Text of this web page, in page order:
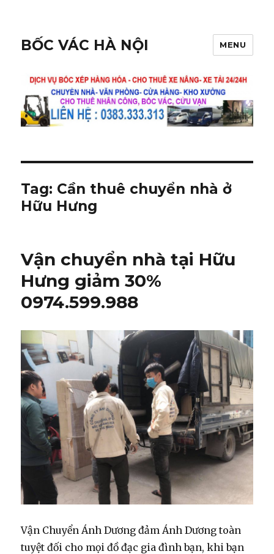
BỐC VÁC HÀ NỘI MENU
Tag: Cần thuê chuyển nhà ở
Hữu Hưng
Vận chuyển nhà tại Hữu
Hưng giảm 30%
0974.599.988
Vận Chuyển Ánh Dương đảm Ánh Dương toàn
tuyệt đối cho mọi đồ đạc gia đình bạn, khi bạn